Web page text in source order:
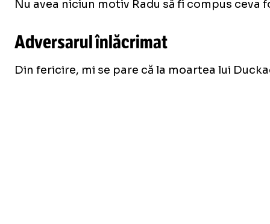
Nu avea niciun motiv Radu să fi compus
Adversarul înlăcrimat
Din fericire, mi se pare că la moartea lui